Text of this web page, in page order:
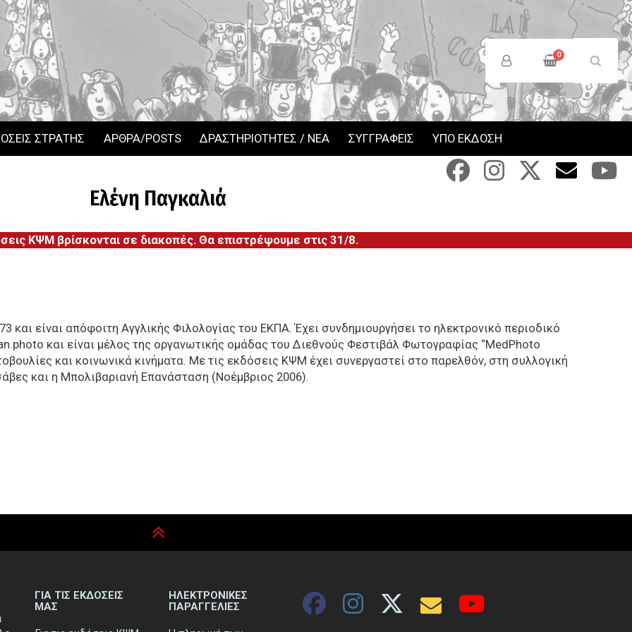
Anonymous
Users
Menu
0
ΣΤΡΑΤΗΣ ΑΡΘΡΑ/POSTS ΔΡΑΣΤΗΡΙΟΤΗΤΕΣ / ΝΕΑ ΣΥΓΓΡΑΦΕΙΣ ΥΠΟ ΕΚΔΟΣΗ
Ελένη Παγκαλιά
ΚΨΜ βρίσκονται σε διακοπές. Θα επιστρέψουμε στις 31/8.
και είναι απόφοιτη Αγγλικής Φιλολογίας του ΕΚΠΑ. Έχει συνδημιουργήσει το ηλεκτρονικό περιοδικό
και είναι μέλος της οργανωτικής ομάδας του Διεθνούς Φεστιβάλ Φωτογραφίας “MedPhoto
και κοινωνικά κινήματα. Με τις εκδόσεις ΚΨΜ έχει συνεργαστεί στο παρελθόν, στη συλλογική
και η Μπολιβαριανή Επανάσταση (Νοέμβριος 2006).
ΓΙΑ ΤΙΣ ΕΚΔΟΣΕΙΣ
ΜΑΣ
ΗΛΕΚΤΡΟΝΙΚΕΣ
ΠΑΡΑΓΓΕΛΙΕΣ